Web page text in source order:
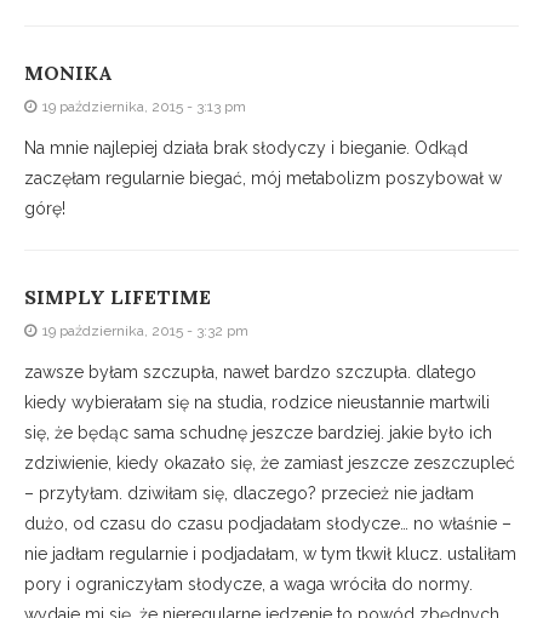
MONIKA
19 października, 2015 - 3:13 pm
Na mnie najlepiej działa brak słodyczy i bieganie. Odkąd
zaczęłam regularnie biegać, mój metabolizm poszybował w
górę!
SIMPLY LIFETIME
19 października, 2015 - 3:32 pm
zawsze byłam szczupła, nawet bardzo szczupła. dlatego
kiedy wybierałam się na studia, rodzice nieustannie martwili
się, że będąc sama schudnę jeszcze bardziej. jakie było ich
zdziwienie, kiedy okazało się, że zamiast jeszcze zeszczupleć
– przytyłam. dziwiłam się, dlaczego? przecież nie jadłam
dużo, od czasu do czasu podjadałam słodycze… no właśnie –
nie jadłam regularnie i podjadałam, w tym tkwił klucz. ustaliłam
pory i ograniczyłam słodycze, a waga wróciła do normy.